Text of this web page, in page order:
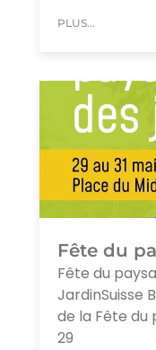
PLUS...
Fête du
Fête du
JardinSuisse
de la Fête du
29